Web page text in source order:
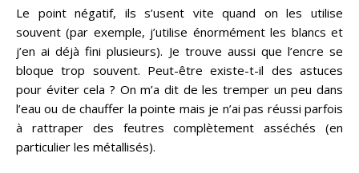
Le point négatif, ils s’usent vite quand on les utilise
souvent (par exemple, j’utilise énormément les blancs et
j’en ai déjà fini plusieurs). Je trouve aussi que l’encre se
bloque trop souvent. Peut-être existe-t-il des astuces
pour éviter cela ? On m’a dit de les tremper un peu dans
l’eau ou de chauffer la pointe mais je n’ai pas réussi parfois
à rattraper des feutres complètement asséchés (en
particulier les métallisés).